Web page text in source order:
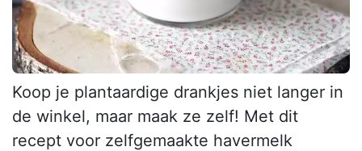
Koop je plantaardige drankjes niet langer in
de winkel, maar maak ze zelf! Met dit
recept voor zelfgemaakte havermelk